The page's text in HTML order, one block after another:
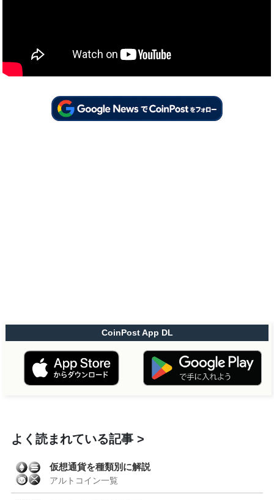
CoinPost App DL
よく読まれている記事
仮想通貨を種類別に解説
アルトコイン一覧